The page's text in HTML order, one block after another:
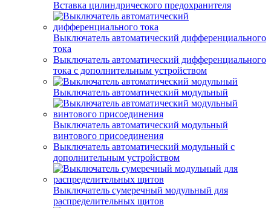
Вставка цилиндрического предохранителя
Выключатель автоматический дифференциального
тока
Выключатель автоматический дифференциального
тока с дополнительным устройством
Выключатель автоматический модульный
Выключатель автоматический модульный
винтового присоединения
Выключатель автоматический модульный с
дополнительным устройством
Выключатель сумеречный модульный для
распределительных щитов